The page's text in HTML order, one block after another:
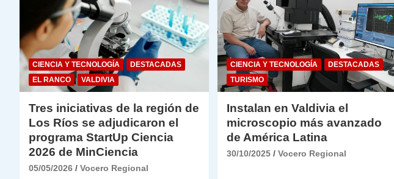
CIENCIA Y TECNOLOGÍA
DESTACADAS
EL RANCO
VALDIVIA
Tres iniciativas de la región de
Los Ríos se adjudicaron el
programa StartUp Ciencia
2026 de MinCiencia
05/05/2026 Vocero Regional
CIENCIA Y TECNOLOGÍA
DESTACADAS
TURISMO
Instalan en Valdivia el
microscopio más avanzado
de América Latina
30/10/2025 Vocero Regional